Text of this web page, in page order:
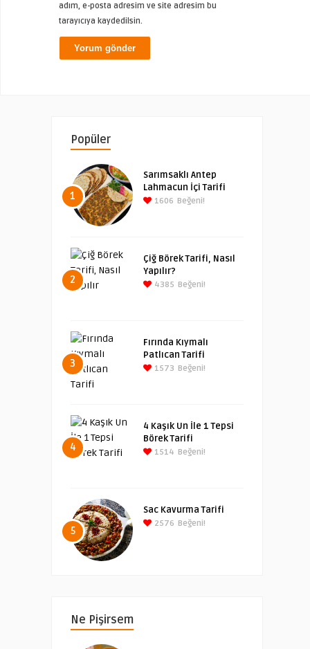
adım, e-posta adresim ve site adresim bu
tarayıcıya kaydedilsin.
Popüler
1
Sarımsaklı Antep
Lahmacun İçi Tarifi
1606 Beğeni!
2
Çiğ Börek Tarifi, Nasıl
Yapılır?
4385 Beğeni!
3
Fırında Kıymalı
Patlıcan Tarifi
1573 Beğeni!
4
4 Kaşık Un İle 1 Tepsi
Börek Tarifi
1514 Beğeni!
5
Sac Kavurma Tarifi
2576 Beğeni!
Ne Pişirsem